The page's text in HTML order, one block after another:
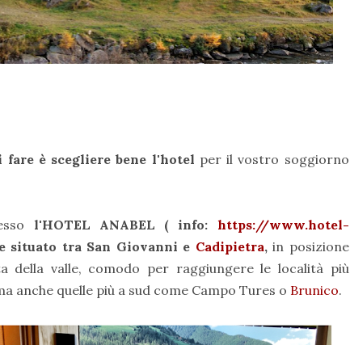
fare è scegliere bene l'hotel per il vostro soggiorno
l'HOTEL ANABEL ( info: https://www.hotel-
situato tra San Giovanni e Cadipietra, in posizione
della valle, comodo per raggiungere le località più
anche quelle più a sud come Campo Tures o Brunico.